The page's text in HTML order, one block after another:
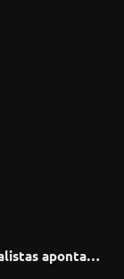
apontam